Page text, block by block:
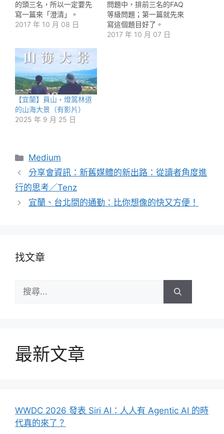
的頭三名，所以一定要先
寫一篇來「澄清」。
2017 年 10 月 08 日
問題中，排前三名的FAQ
等級問題；第一篇就先來
寫這個題目好了。
2017 年 10 月 07 日
【宜蘭】員山・燈篙林道
的山海大景（有影片）
2025 年 9 月 25 日
分
類
Medium
分享會資訊：新舊媒體的新出路：從讀者角度進
行的思考／Tenz
宜蘭、台北間的通勤：比你想像的快又方便！
找文章
尋:
最新文章
WWDC 2026 發表 Siri AI：人人有 Agentic AI 的時
代真的來了？